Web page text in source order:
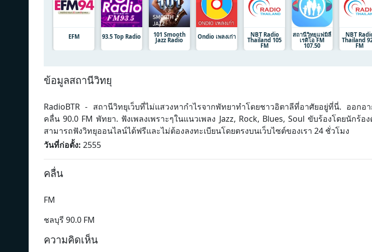
EFM 93.5 Top Radio 101 Smooth
Jazz Radio Ondio เพลงเก่า NBT Radio
Thailand 105
FM
สถานีวิทยุแฟมิลี่
เรดิโอ FM
107.50
NBT
Thailand
FM
ข้อมูลสถานีวิทยุ
RadioBTR - สถานีวิทยุเว็บที่ไม่แสวงหากำไรจากพัทยาทำโดยชาวอิตาลีที่อาศัยอยู่ที่นี่. ออกอ
คลื่น 90.0 FM พัทยา. ฟังเพลงเพราะๆในแนวเพลง Jazz, Rock, Blues, Soul ขับร้องโดยนักร้
สามารถฟังวิทยุออนไลน์ได้ฟรีและไม่ต้องลงทะเบียนโดยตรงบนเว็บไซต์ของเรา 24 ชั่วโมง
วันที่ก่อตั้ง: 2555
คลื่น
FM
ชลบุรี 90.0 FM
ความคิดเห็น